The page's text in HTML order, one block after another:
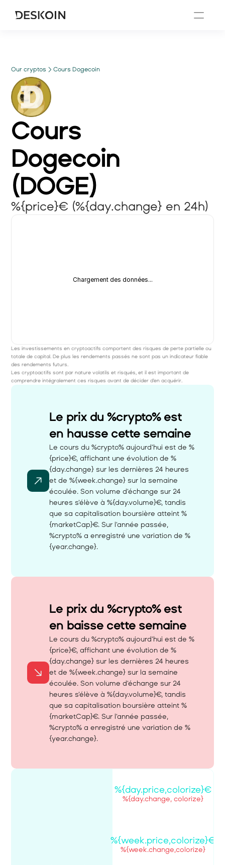
Our cryptos Cours Dogecoin
Cours
Dogecoin
(DOGE)
%{price}€ (%{day.change} en 24h)
Chargement des données...
Les investissements en cryptoactifs comportent des risques de perte partielle ou
totale de capital. De plus les rendements passés ne sont pas un indicateur fiable
des rendements futurs.
Les cryptoactifs sont par nature volatils et risqués, et il est important de
comprendre intégralement ces risques avant de décider d'en acquérir.
Le prix du %crypto% est
en hausse cette semaine
Le cours du %crypto% aujourd'hui est de %
{price}€, affichant une évolution de %
{day.change} sur les dernières 24 heures
et de %{week.change} sur la semaine
écoulée. Son volume d'échange sur 24
heures s'élève à %{day.volume}€, tandis
que sa capitalisation boursière atteint %
{marketCap}€. Sur l'année passée,
%crypto% a enregistré une variation de %
{year.change}.
Le prix du %crypto% est
en baisse cette semaine
Le cours du %crypto% aujourd'hui est de %
{price}€, affichant une évolution de %
{day.change} sur les dernières 24 heures
et de %{week.change} sur la semaine
écoulée. Son volume d'échange sur 24
heures s'élève à %{day.volume}€, tandis
que sa capitalisation boursière atteint %
{marketCap}€. Sur l'année passée,
%crypto% a enregistré une variation de %
{year.change}.
%{day.price,colorize}€
%{day.change, colorize}
%{week.price,colorize}€
%{week.change,colorize}